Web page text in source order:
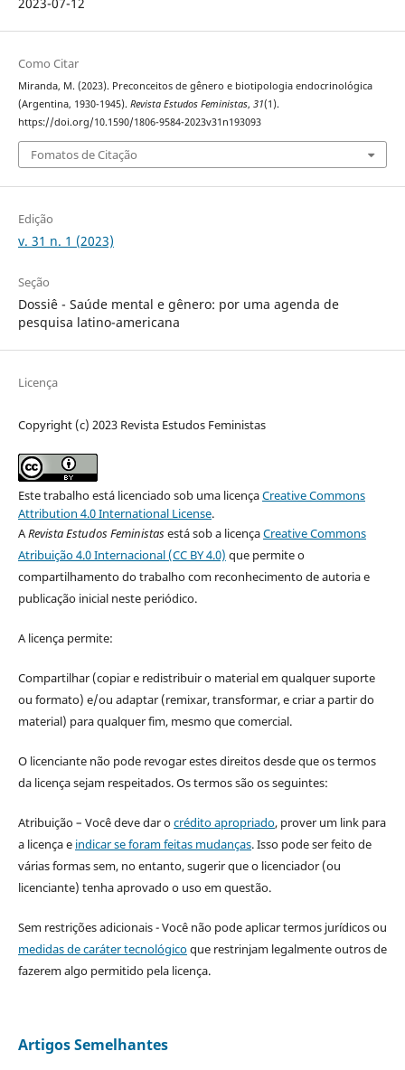
Como Citar
Miranda, M. (2023). Preconceitos de gênero e biotipologia endocrinológica
(Argentina, 1930-1945). Revista Estudos Feministas, 31(1).
https://doi.org/10.1590/1806-9584-2023v31n193093
Fomatos de Citação
Edição
v. 31 n. 1 (2023)
Seção
Dossiê - Saúde mental e gênero: por uma agenda de
pesquisa latino-americana
Licença
Copyright (c) 2023 Revista Estudos Feministas
Este trabalho está licenciado sob uma licençaCreative Commons
Attribution 4.0 International License.
ARevista Estudos Feministasestá sob a licençaCreative Commons
Atribuição 4.0 Internacional (CC BY 4.0) que permite o
compartilhamento do trabalho com reconhecimento de autoria e
publicação inicial neste periódico.
A licença permite:
Compartilhar (copiar e redistribuir o material em qualquer suporte
ou formato) e/ou adaptar (remixar, transformar, e criar a partir do
material) para qualquer fim, mesmo que comercial.
O licenciante não pode revogar estes direitos desde que os termos
da licença sejam respeitados. Os termos são os seguintes:
Atribuição – Você deve dar ocrédito apropriado, prover um link para
a licença e indicar se foram feitas mudanças. Isso pode ser feito de
várias formas sem, no entanto, sugerir que o licenciador (ou
licenciante) tenha aprovado o uso em questão.
Sem restrições adicionais - Você não pode aplicar termos jurídicos ou
medidas de caráter tecnológicoque restrinjam legalmente outros de
fazerem algo permitido pela licença.
Artigos Semelhantes